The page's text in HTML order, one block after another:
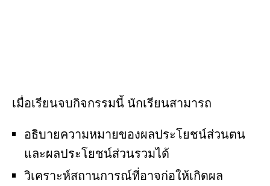
เมื่อเรียนจบกิจกรรมนี้ นักเรียนสามารถ
อธิบายความหมายของผลประโยชน์ส่วนตน
และผลประโยชน์ส่วนรวมได้
วิเคราะห์สถานการณ์ที่อาจก่อให้เกิดผล